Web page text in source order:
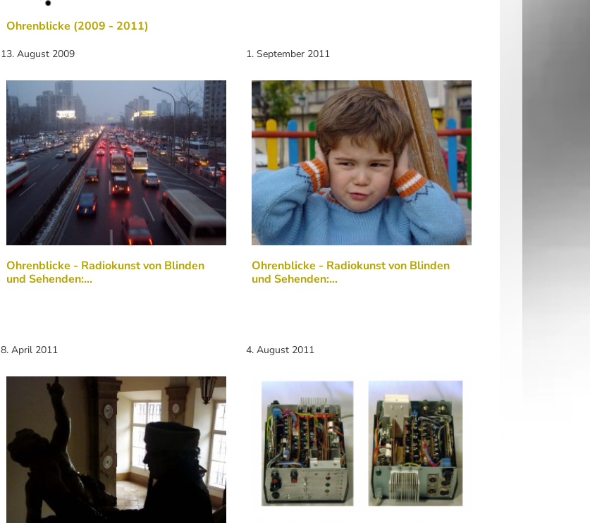
Ohrenblicke (2009 - 2011)
13. August 2009 1. September 2011
Ohrenblicke - Radiokunst von Blinden
und Sehenden:…
8. April 2011
Ohrenblicke - Radiokunst von Blinden
und Sehenden:…
4. August 2011